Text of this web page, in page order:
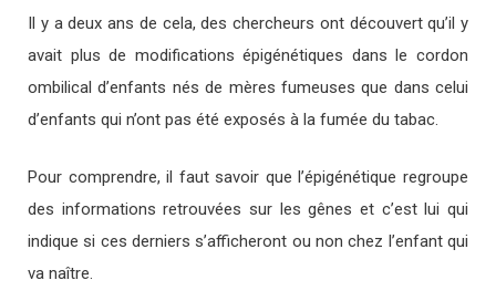
Il y a deux ans de cela, des chercheurs ont découvert qu’il y
avait plus de modifications épigénétiques dans le cordon
ombilical d’enfants nés de mères fumeuses que dans celui
d’enfants qui n’ont pas été exposés à la fumée du tabac.
Pour comprendre, il faut savoir que l’épigénétique regroupe
des informations retrouvées sur les gênes et c’est lui qui
indique si ces derniers s’afficheront ou non chez l’enfant qui
va naître.